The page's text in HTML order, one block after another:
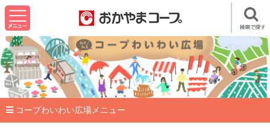
コープわいわい広場メニュー